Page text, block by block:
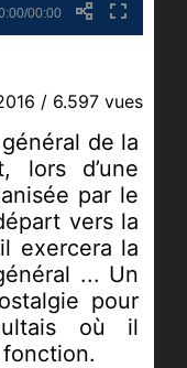
00:00
/ 6.597 vues
de la
lors d’une
par le
vers la
exercera la
... Un
pour
où il